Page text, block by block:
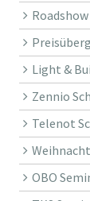
Light &
Zennio
Telenot
OBO